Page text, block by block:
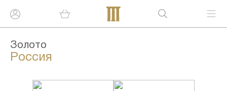
Золото
Россия